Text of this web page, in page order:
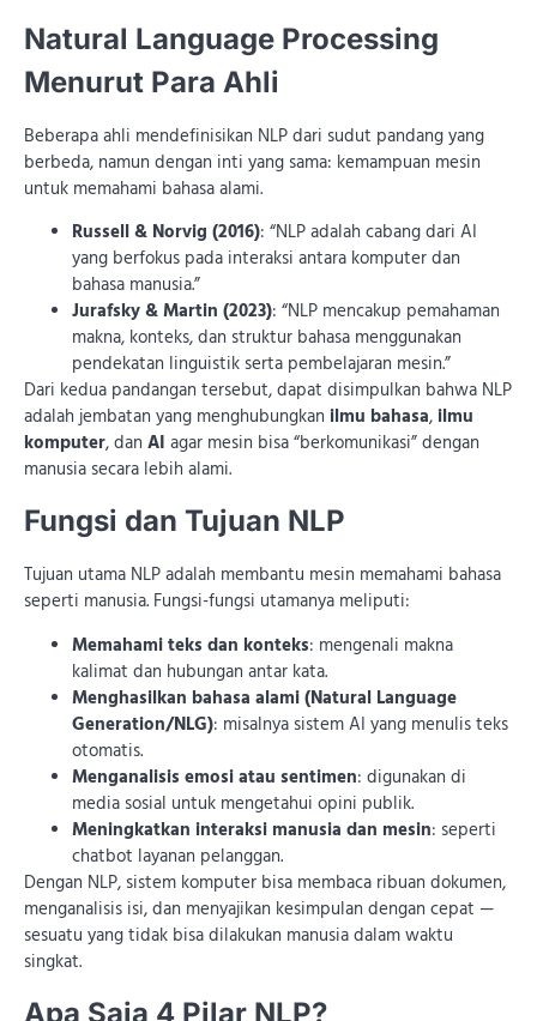
Natural Language Processing
Menurut Para Ahli
Beberapa ahli mendefinisikan NLP dari sudut pandang yang
berbeda, namun dengan inti yang sama: kemampuan mesin
untuk memahami bahasa alami.
Russell & Norvig (2016): “NLP adalah cabang dari AI
yang berfokus pada interaksi antara komputer dan
bahasa manusia.”
Jurafsky & Martin (2023): “NLP mencakup pemahaman
makna, konteks, dan struktur bahasa menggunakan
pendekatan linguistik serta pembelajaran mesin.”
Dari kedua pandangan tersebut, dapat disimpulkan bahwa NLP
adalah jembatan yang menghubungkan ilmu bahasa,ilmu
komputer, dan AI agar mesin bisa “berkomunikasi” dengan
manusia secara lebih alami.
Fungsi dan Tujuan NLP
Tujuan utama NLP adalah membantu mesin memahami bahasa
seperti manusia. Fungsi-fungsi utamanya meliputi:
Memahami teks dan konteks: mengenali makna
kalimat dan hubungan antar kata.
Menghasilkan bahasa alami (Natural Language
Generation/NLG): misalnya sistem AI yang menulis teks
otomatis.
Menganalisis emosi atau sentimen: digunakan di
media sosial untuk mengetahui opini publik.
Meningkatkan interaksi manusia dan mesin: seperti
chatbot layanan pelanggan.
Dengan NLP, sistem komputer bisa membaca ribuan dokumen,
menganalisis isi, dan menyajikan kesimpulan dengan cepat —
sesuatu yang tidak bisa dilakukan manusia dalam waktu
singkat.
Apa Saja 4 Pilar NLP?